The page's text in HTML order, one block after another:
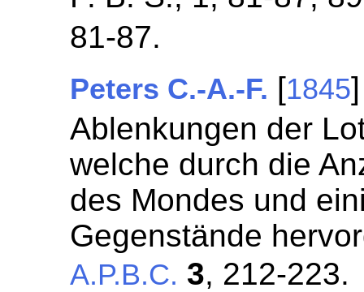
81-87.
Peters C.-A.-F. [1845
Ablenkungen der
welche durch die
des Mondes und
Gegenstände
A.P.B.C. 3, 212-223.